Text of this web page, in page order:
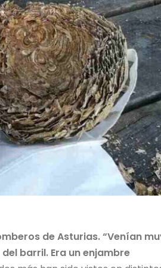
de Asturias. “Venían
barril. Era un enjambre